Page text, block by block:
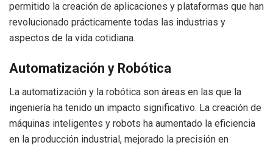
permitido la creación de aplicaciones y plataformas que han
revolucionado prácticamente todas las industrias y
aspectos de la vida cotidiana.
Automatización y Robótica
La automatización y la robótica son áreas en las que la
ingeniería ha tenido un impacto significativo. La creación de
máquinas inteligentes y robots ha aumentado la eficiencia
en la producción industrial, mejorado la precisión en